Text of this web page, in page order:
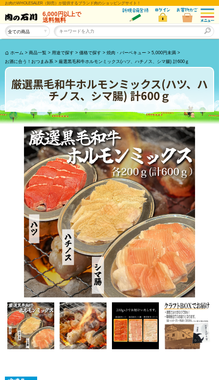
お肉のWHOLESALER（卸売）が提供するブランド肉のショッピングサイト！
6,000円以上で
送料無料
ホーム > 商品一覧 > 用途で探す > 価格で探す > 焼肉・バーベキュー > 5,000円未満 >
お酒に合う！おつまみ系 > 厳選黒毛和牛ホルモンミックス(ハツ、ハチノス、シマ腸) 計600ｇ
厳選黒毛和牛ホルモンミックス(ハツ、ハ
チノス、シマ腸) 計600ｇ